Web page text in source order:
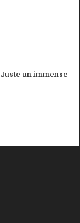
un immense